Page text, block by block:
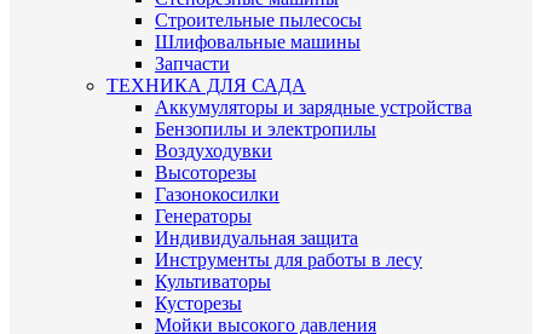
Строительные пылесосы
Шлифовальные машины
Запчасти
ТЕХНИКА ДЛЯ САДА
Аккумуляторы и зарядные устройства
Бензопилы и электропилы
Воздуходувки
Высоторезы
Газонокосилки
Генераторы
Индивидуальная защита
Инструменты для работы в лесу
Культиваторы
Кусторезы
Мойки высокого давления